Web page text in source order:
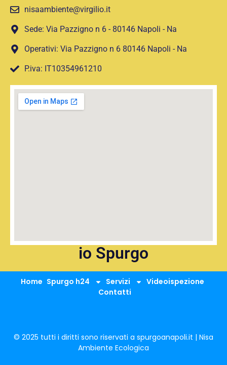
nisaambiente@virgilio.it
Sede: Via Pazzigno n 6 - 80146 Napoli - Na
Operativi: Via Pazzigno n 6 80146 Napoli - Na
P.iva: IT10354961210
io Spurgo
Home Spurgo h24 Servizi
Videoispezione
Contatti
© 2025 tutti i diritti sono riservati a spurgoanapoli.it | Nisa
Ambiente Ecologica